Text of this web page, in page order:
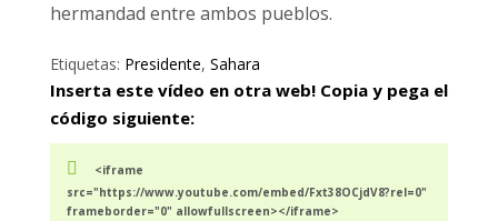
hermandad entre ambos pueblos.
Etiquetas: Presidente, Sahara
Inserta este vídeo en otra web! Copia y pega el
código siguiente:
<iframe
src="https://www.youtube.com/embed/Fxt38OCjdV8?rel=0"
frameborder="0" allowfullscreen></iframe>